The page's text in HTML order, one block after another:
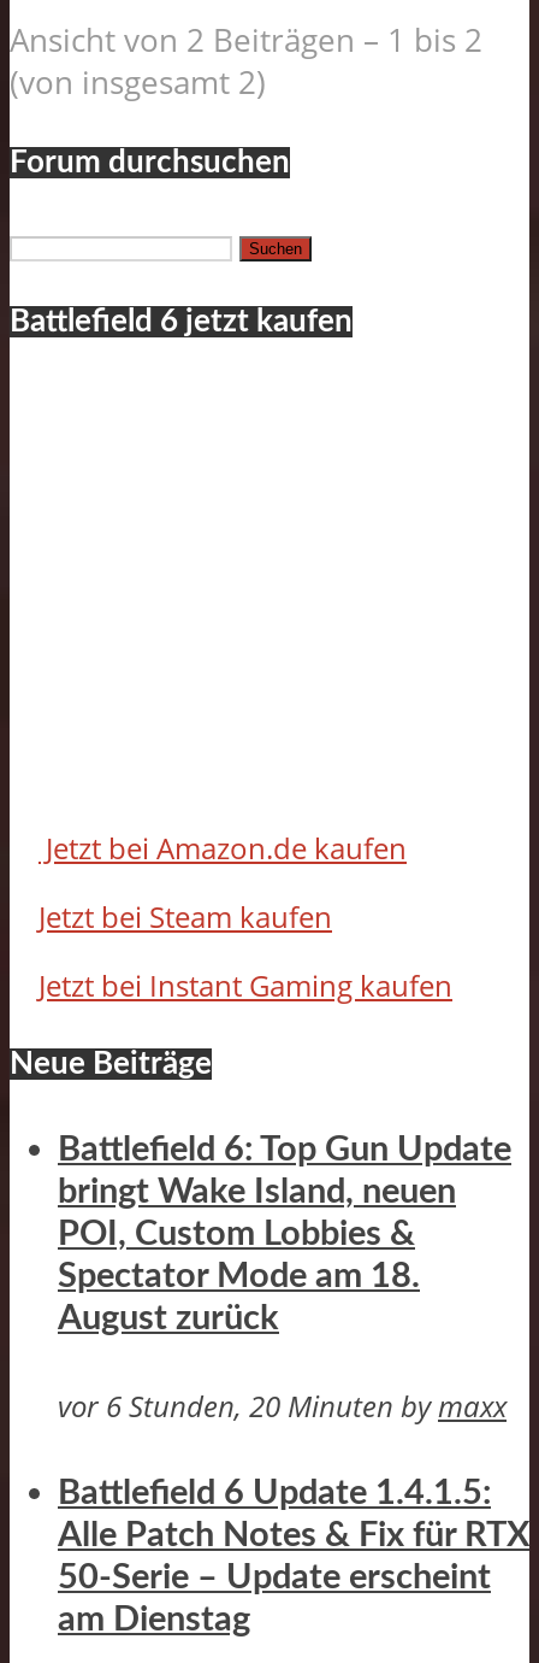
Ansicht von 2 Beiträgen – 1 bis 2
(von insgesamt 2)
Forum durchsuchen
Suchen
Battlefield 6 jetzt kaufen
Jetzt bei Amazon.de kaufen
Jetzt bei Steam kaufen
Jetzt bei Instant Gaming kaufen
Neue Beiträge
Battlefield 6: Top Gun Update
bringt Wake Island, neuen
POI, Custom Lobbies &
Spectator Mode am 18.
August zurück
vor 6 Stunden, 20 Minuten bymaxx
Battlefield 6 Update 1.4.1.5:
Alle Patch Notes & Fix für RTX
50-Serie – Update erscheint
am Dienstag